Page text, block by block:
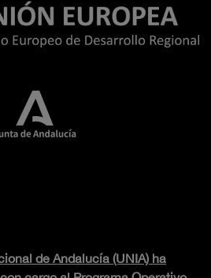
de Andalucía (UNIA) ha